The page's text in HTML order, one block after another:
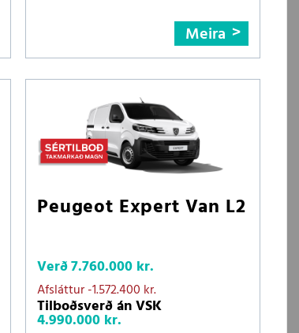
Meira
Peugeot Expert Van L2
Verð7.760.000 kr.
Afsláttur-1.572.400 kr.
Tilboðsverð án VSK
4.990.000 kr.